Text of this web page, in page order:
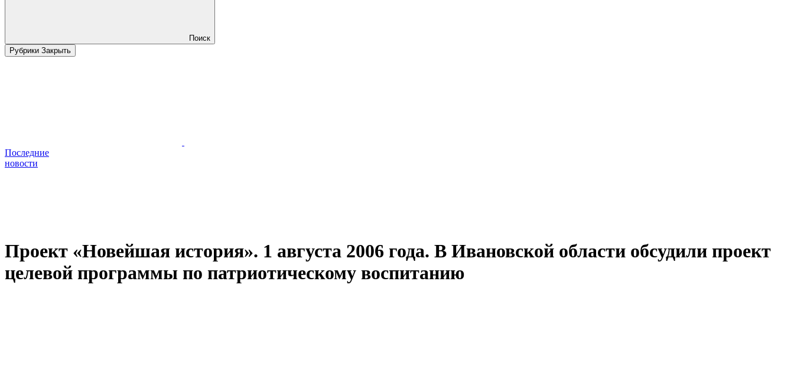
Поиск
Рубрики Закрыть
Последние
новости
Проект «Новейшая история». 1 августа 2006 года. В Ивановской области обсудили проект
целевой программы по патриотическому воспитанию